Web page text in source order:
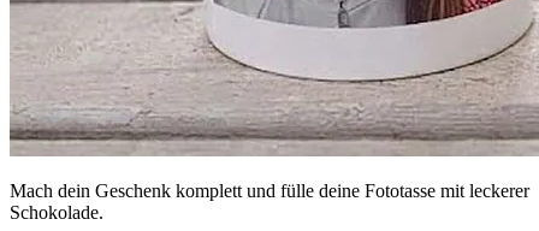
Mach dein Geschenk komplett und fülle deine Fototasse mit leckerer
Schokolade.